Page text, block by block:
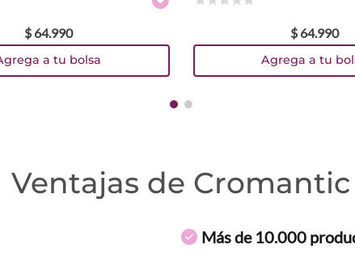
$ 64.990
a tu bolsa
$ 64.990
Agrega a tu
Ventajas de Cromantic
Más de 10.000